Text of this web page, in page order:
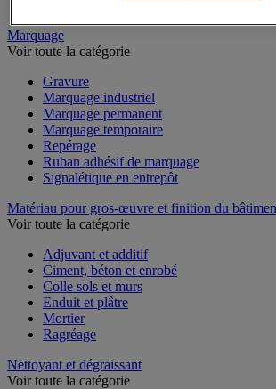
Marquage
Voir toute la catégorie
Gravure
Marquage industriel
Marquage permanent
Marquage temporaire
Repérage
Ruban adhésif de marquage
Signalétique en entrepôt
Matériau pour gros-œuvre et finition du
Voir toute la catégorie
Adjuvant et additif
Ciment, béton et enrobé
Colle sols et murs
Enduit et plâtre
Mortier
Ragréage
Nettoyant et dégraissant
Voir toute la catégorie